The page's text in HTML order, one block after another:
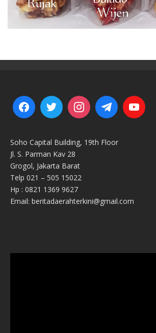
Soho Capital Building, 19th Floor
Jl. S. Parman Kav 28
Grogol, Jakarta Barat
Telp 021 – 505 15022
Hp : 0821 1369 9627
Email: beritadaerahterkini@gmail.com